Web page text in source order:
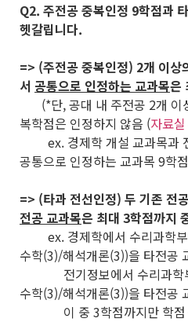
Q2. 주전공 중복인정 9학점과
헷갈립니다.
=> (주전공 중복인정) 2개 이상
서 공통으로 인정하는 교과목은
(*단, 공대 내 주전공 2개 이
복학점은 인정하지 않음 (자료
ex. 경제학 개설 교과목과
공통으로 인정하는 교과목 9학
=> (타과 전선인정) 두 기존 전
전공 교과목은 최대 3학점까지
ex. 경제학에서 수리과학부
수학(3)/해석개론(3))을 타전공
전기정보에서 수리과학부
수학(3)/해석개론(3))을 타전공
이 중 3학점까지만 학점